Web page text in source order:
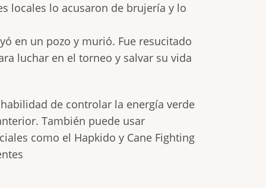
locales lo acusaron de brujería y lo
en un pozo y murió. Fue resucitado
luchar en el torneo y salvar su vida
de controlar la energía verde
También puede usar
como el Hapkido y Cane Fighting